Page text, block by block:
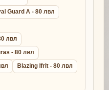
Guard A - 80 лвл
лвл
- 80 лвл
Blazing Ifrit - 80 лвл